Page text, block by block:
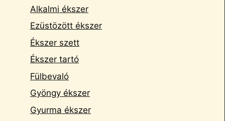
Alkalmi ékszer
Ezüstözött ékszer
Ékszer szett
Ékszer tartó
Fülbevaló
Gyöngy ékszer
Gyurma ékszer